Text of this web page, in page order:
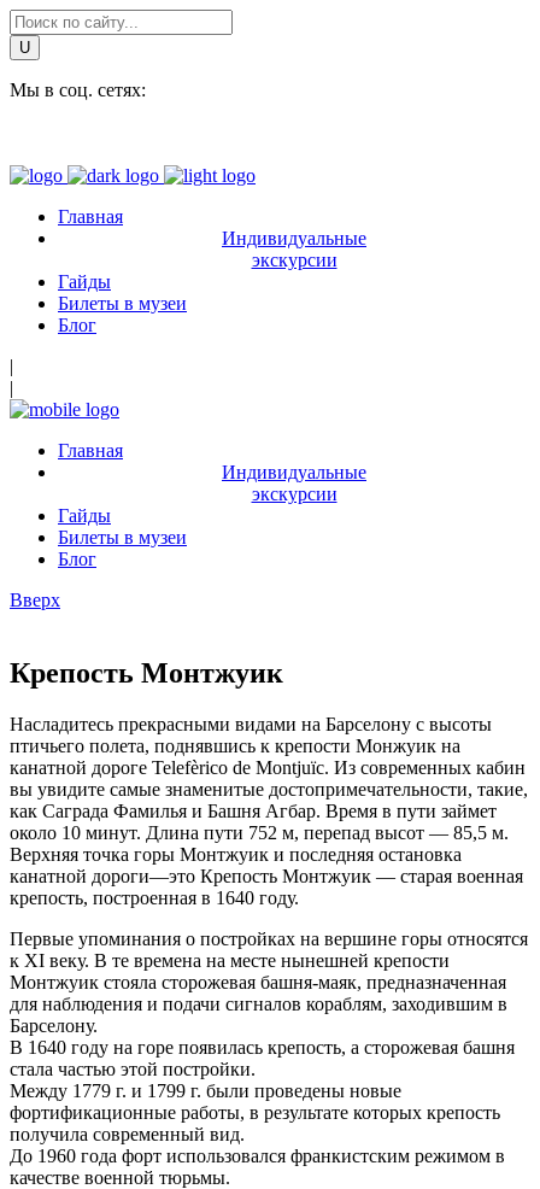
Мы в соц. сетях:
Главная
Индивидуальные
экскурсии
Гайды
Билеты в музеи
Блог
|
|
Главная
Индивидуальные
экскурсии
Гайды
Билеты в музеи
Блог
Вверх
Крепость Монтжуик
Насладитесь прекрасными видами на Барселону с высоты
птичьего полета, поднявшись к крепости Монжуик на
канатной дороге Telefèrico de Montjuïc. Из современных кабин
вы увидите самые знаменитые достопримечательности, такие,
как Саграда Фамилья и Башня Агбар. Время в пути займет
около 10 минут. Длина пути 752 м, перепад высот — 85,5 м.
Верхняя точка горы Монтжуик и последняя остановка
канатной дороги—это Крепость Монтжуик — старая военная
крепость, построенная в 1640 году.
Первые упоминания о постройках на вершине горы относятся
к XI веку. В те времена на месте нынешней крепости
Монтжуик стояла сторожевая башня-маяк, предназначенная
для наблюдения и подачи сигналов кораблям, заходившим в
Барселону.
В 1640 году на горе появилась крепость, а сторожевая башня
стала частью этой постройки.
Между 1779 г. и 1799 г. были проведены новые
фортификационные работы, в результате которых крепость
получила современный вид.
До 1960 года форт использовался франкистским режимом в
качестве военной тюрьмы.